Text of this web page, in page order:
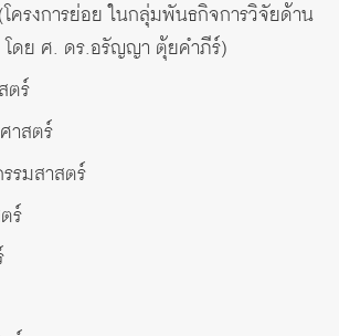
ครงการย่อย ในกลุ่มพันธกิจการวิจัยด้าน
ดย ศ. ดร.อรัญญา ตุ้ยคำภีร์)
ตร์
าสตร์
รมสาสตร์
ร์